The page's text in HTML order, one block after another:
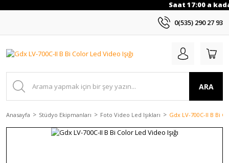
Saat 17:00 a
0(535) 290 27 93
ARA
Anasayfa Stüdyo Ekipmanları Foto Video Led Işıkları Gdx LV-700C-II B Bi